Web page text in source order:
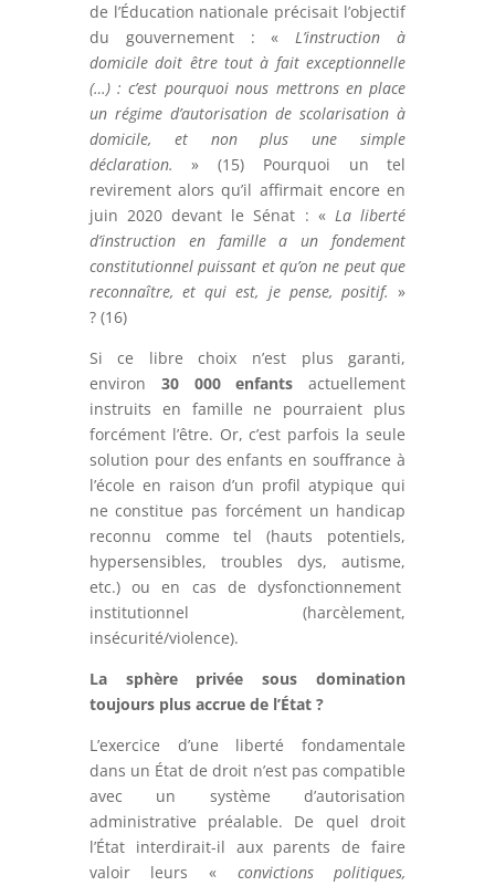
de l’Éducation nationale précisait l’objectif
du gouvernement : «L’instruction à
domicile doit être tout à fait exceptionnelle
(…) : c’est pourquoi nous mettrons en place
un régime d’autorisation de scolarisation à
domicile, et non plus une simple
déclaration.
» (15) Pourquoi un tel
revirement alors qu’il affirmait encore en
juin 2020 devant le Sénat : « La liberté
d’instruction en famille a un fondement
constitutionnel puissant et qu’on ne peut que
reconnaître, et qui est, je pense, positif. »
? (16)
Si ce libre choix n’est plus garanti,
environ
30 000 enfants
actuellement
instruits en famille ne pourraient plus
forcément l’être. Or, c’est parfois la seule
solution pour des enfants en souffrance à
l’école en raison d’un profil atypique qui
ne constitue pas forcément un handicap
reconnu comme tel (hauts potentiels,
hypersensibles, troubles dys, autisme,
etc.) ou en cas de dysfonctionnement
institutionnel (harcèlement,
insécurité/violence).
La sphère privée sous domination
toujours plus accrue de l’État ?
L’exercice d’une liberté fondamentale
dans un État de droit n’est pas compatible
avec un système d’autorisation
administrative préalable. De quel droit
l’État interdirait-il aux parents de faire
valoir leurs « convictions politiques,